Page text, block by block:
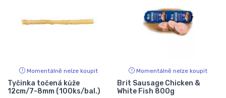
Momentálně nelze koupit
Tyčinka točená kůže
12cm/7-8mm (100ks/bal.)
Momentálně nelze koupit
Brit Sausage Chicken &
White Fish 800g